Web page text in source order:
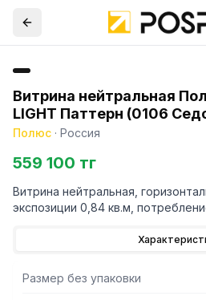
Витрина нейтральная
LIGHT Паттерн (0106
Полюс · Россия
559 100 тг
Витрина нейтральная,
экспозиции 0,84 кв.м,
Размер без упаковки